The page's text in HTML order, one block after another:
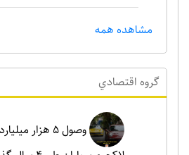
مشاهده همه
گروه اقتصادي
وصول ۵ هزار